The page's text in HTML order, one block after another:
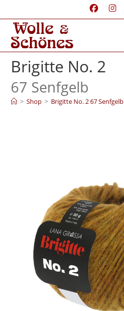
Brigitte No. 2
67 Senfgelb
> Shop > Brigitte No. 2 67 Senfgelb